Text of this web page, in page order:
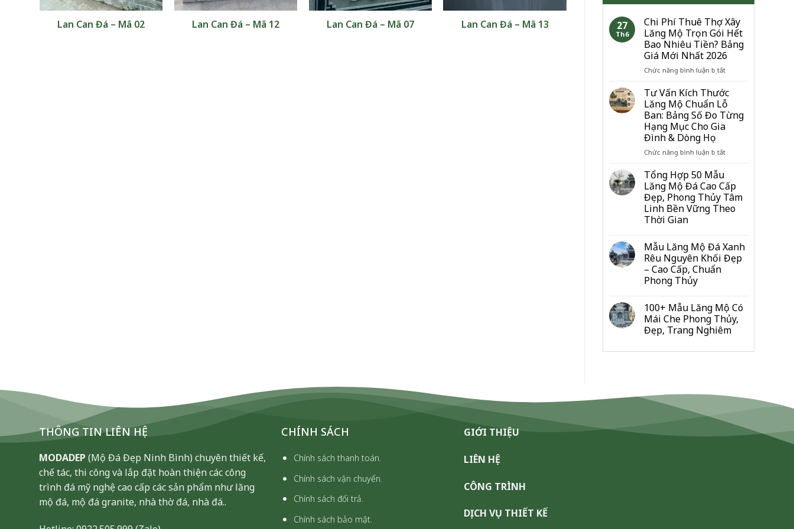
27
Th6
Chi Phí Thuê Thợ Xây
Lăng Mộ Trọn Gói Hết
Bao Nhiêu Tiền? Bảng
Giá Mới Nhất 2026
Chức năng bình luận bị tắtở
Phí
Thuê
Thợ
Xây
Lăng
Trọn
Bao
Nhiêu
Tiền?
Bảng
2026
Tư Vấn Kích Thước
Lăng Mộ Chuẩn Lỗ
Ban: Bảng Số Đo Từng
Hạng Mục Cho Gia
Đình & Dòng Họ
Chức năng bình luận bị tắtở
Kích
Thước
Lăng
Mộ
Ban:
Bảng
Số
Mục
Cho
Gia
Đình
Dòng
Tổng Hợp 50 Mẫu
Lăng Mộ Đá Cao Cấp
Đẹp, Phong Thủy Tâm
Linh Bền Vững Theo
Thời Gian
Mẫu Lăng Mộ Đá Xanh
Rêu Nguyên Khối Đẹp
– Cao Cấp, Chuẩn
Phong Thủy
100+ Mẫu Lăng Mộ Có
Mái Che Phong Thủy,
Đẹp, Trang Nghiêm
Lan Can Đá – Mã 02 Lan Can Đá – Mã 12 Lan Can Đá – Mã 07 Lan Can Đá – Mã 13
THÔNG TIN LIÊN HỆ
MODADEP (Mộ Đá Đẹp Ninh Bình) chuyên thiết kế,
chế tác, thi công và lắp đặt hoàn thiện các công
trình đá mỹ nghệ cao cấp các sản phẩm như lăng
mộ đá, mộ đá granite, nhà thờ đá, nhà đá..
CHÍNH SÁCH
Chính sách thanh toán.
Chính sách vận chuyển.
Chính sách đổi trả.
Chính sách bảo mật.
GIỚI THIỆU
LIÊN HỆ
CÔNG TRÌNH
DỊCH VỤ THIẾT KẾ